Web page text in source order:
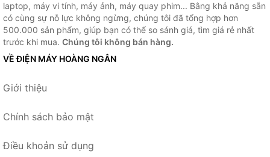
laptop, máy vi tính, máy ảnh, máy quay phim... Bằng khả năng sẵn
có cùng sự nỗ lực không ngừng, chúng tôi đã tổng hợp hơn
500.000 sản phẩm, giúp bạn có thể so sánh giá, tìm giá rẻ nhất
trước khi mua. Chúng tôi không bán hàng.
VỀ ĐIỆN MÁY HOÀNG NGÂN
Giới thiệu
Chính sách bảo mật
Điều khoản sử dụng